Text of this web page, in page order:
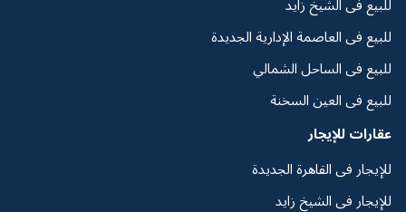
للبيع فى الشيخ زايد
للبيع فى العاصمة الإدارية الجديدة
للبيع فى الساحل الشمالي
للبيع فى العين السخنة
عقارات للإيجار
للإيجار فى القاهرة الجديدة
للإيجار فى الشيخ زايد